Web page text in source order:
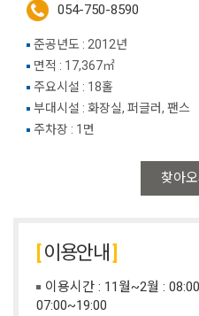
054-750-8590
찾아
준공년도 : 2012년
면적 : 17,367㎡
주요시설 : 18홀
부대시설 : 화장실, 퍼글러, 팬스
주차장 : 1면
이용안내
이용시간 : 11월~2월 :
07:00~19:00